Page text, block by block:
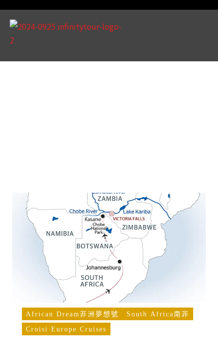
African Dream非洲夢想號
South Africa南非
Croisi Europe Cruises